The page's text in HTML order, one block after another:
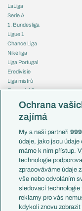
LaLiga
Serie A
1. Bundesliga
Ligue 1
Chance Liga
Niké liga
Liga Portugal
Eredivisie
Liga mistrů
Evropská liga
Mistrovství světa
Liga národů
Témata
Představení týmů MS
EuroSkauting
PL v kostce
Evropské koeficienty
Přestupy
Přestupové spekulace
Zranění
Ochrana
zajímá
My a naši partneři999
údaje, jako jsou údaje
máme k nim přístup.
technologie
zpracováváme údaje
vše nebo odvoláním
sledovací technologie
reklamy pro vás
kdykoli znovu